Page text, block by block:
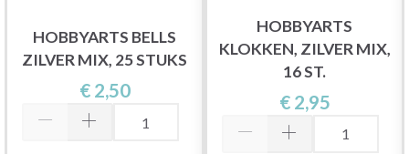
HOBBYARTS BELLS
ZILVER MIX, 25 STUKS
€ 2,50
HOBBYARTS
KLOKKEN, ZILVER MIX,
16 ST.
€ 2,95